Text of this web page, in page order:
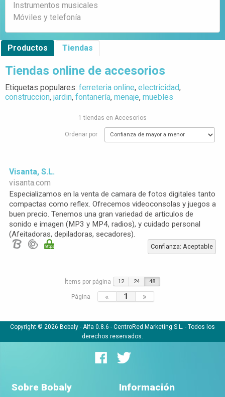
Instrumentos musicales
Móviles y telefonía
Productos Tiendas
Tiendas online de accesorios
Etiquetas populares: ferreteria online, electricidad,
construccion, jardin, fontanería, menaje, muebles
1 tiendas en Accesorios
Ordenar por
Visanta, S.L.
visanta.com
Especializamos en la venta de camara de fotos digitales tanto
compactas como reflex. Ofrecemos videoconsolas y juegos a
buen precio. Tenemos una gran variedad de articulos de
sonido e imagen (MP3 y MP4, radios), y cuidado personal
(Afeitadoras, depiladoras, secadores).
Confianza: Aceptable
Ítems por página 12 24 48
Página « 1 »
Copyright © 2026 Bobaly - Alfa 0.8.6 - CentroRed Marketing S.L. - Todos los
derechos reservados.
Sobre Bobaly Información